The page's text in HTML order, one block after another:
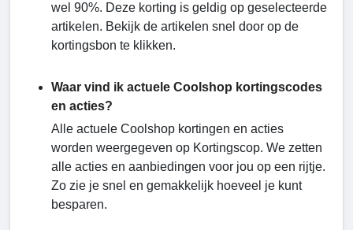
wel 90%. Deze korting is geldig op geselecteerde
artikelen. Bekijk de artikelen snel door op de
kortingsbon te klikken.
Waar vind ik actuele Coolshop kortingscodes
en acties?
Alle actuele Coolshop kortingen en acties
worden weergegeven op Kortingscop. We zetten
alle acties en aanbiedingen voor jou op een rijtje.
Zo zie je snel en gemakkelijk hoeveel je kunt
besparen.